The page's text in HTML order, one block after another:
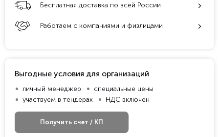
Бесплатная доставка по всей России
Работаем с компаниями и физлицами
Выгодные условия для организаций
личный менеджер
специальные цены
участвуем в тендерах
НДС включен
Получить счет / КП